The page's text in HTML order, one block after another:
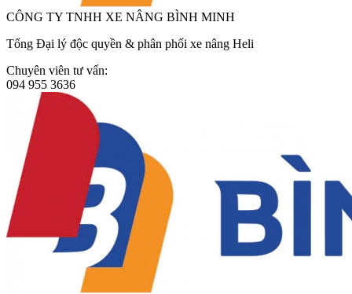
CÔNG TY TNHH XE NÂNG BÌNH MINH
Tổng Đại lý độc quyền & phân phối xe nâng Heli
Chuyên viên tư vấn:
094 955 3636